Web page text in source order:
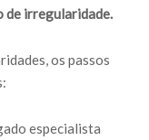
de irregularidade.
os passos
especialista